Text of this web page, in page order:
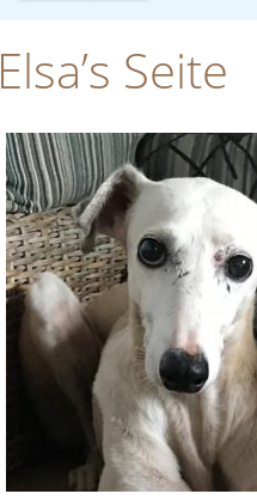
Elsa’s Seite